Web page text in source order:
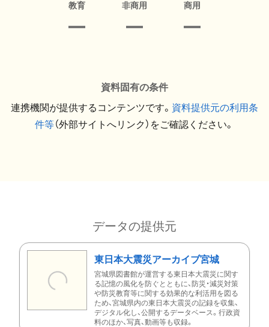
教育 非商用 商用
資料固有の条件
連携機関が提供するコンテンツです。 資料提供元の利用条
件等（外部サイトへリンク）をご確認ください。
データの提供元
東日本大震災アーカイブ宮城
宮城県図書館が運営する東日本大震災に関す
る記憶の風化を防ぐとともに、防災・減災対策
や防災教育等に関する効果的な利活用を図る
ため、宮城県内の東日本大震災の記録を収集、
デジタル化し、公開するデータベース。行政資
料のほか、写真、動画等も収録。